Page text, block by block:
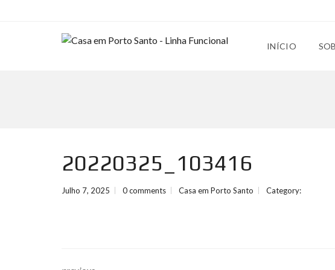
INÍCIO
20220325_103416
Julho 7, 2025 0 comments Casa em Porto Santo Category: